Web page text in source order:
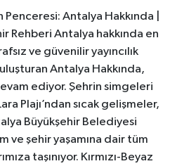
Antalya Hakkında |
Rehberi Antalya hakkında en
ve güvenilir yayıncılık
Antalya Hakkında,
ediyor. Şehrin simgeleri
Plajı’ndan sıcak gelişmeler,
Büyükşehir Belediyesi
ve şehir yaşamına dair tüm
taşınıyor. Kırmızı-Beyaz